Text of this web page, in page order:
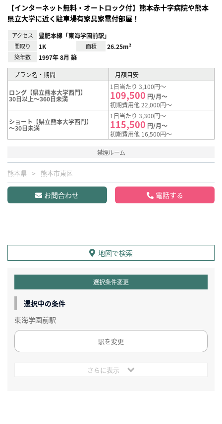
【インターネット無料・オートロック付】熊本赤十字病院や熊本
県立大学に近く駐車場有家具家電付部屋！
アクセス 豊肥本線「東海学園前駅」
間取り 1K 面積 26.25m²
築年数 1997年 8月 築
プラン名・期間 月額目安
ロング【県立熊本大学西門】
30日以上～360日未満
1日当たり 3,100円～
109,500 円/月～
初期費用他 22,000円～
ショート【県立熊本大学西門】
～30日未満
1日当たり 3,300円～
115,500 円/月～
初期費用他 16,500円～
禁煙ルーム
熊本県 熊本市東区
お問合わせ 電話する
地図で検索
選択条件変更
選択中の条件
東海学園前駅
駅を変更
さらに表示